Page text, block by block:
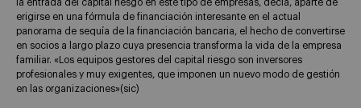
la entrada del capital riesgo en este tipo de empresas, decía, aparte de
erigirse en una fórmula de financiación interesante en el actual
panorama de sequía de la financiación bancaria, el hecho de convertirse
en socios a largo plazo cuya presencia transforma la vida de la empresa
familiar. «Los equipos gestores del capital riesgo son inversores
profesionales y muy exigentes, que imponen un nuevo modo de gestión
en las organizaciones»(sic)